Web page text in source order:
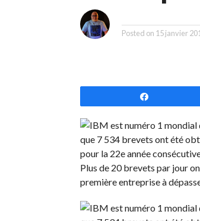
Posted on 15 janvier
que 7 534 brevets ont été
pour la 22e année
Plus de 20 brevets par jour
première entreprise à